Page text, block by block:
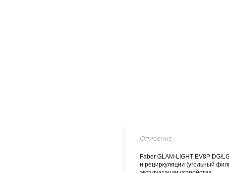
Описание
Faber GLAM-LIGHT EV8P DG/
и рециркуляции (угольный